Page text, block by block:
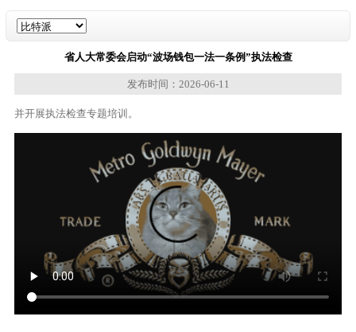
省人大常委会启动“波场钱包一法一条例”执法检查
发布时间：2026-06-11
并开展执法检查专题培训。